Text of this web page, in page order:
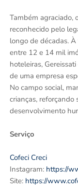
Também agraciado,
reconhecido pelo
longo de décadas.
entre 12 e 14 mil
hoteleiras,
de uma empresa
No campo social,
crianças, reforçando
desenvolvimento
Serviço
Cofeci Creci
Instagram: https://
Site: https://